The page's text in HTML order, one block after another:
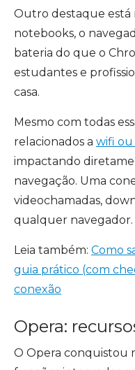
Outro destaque está
notebooks, o
bateria do que o
estudantes e
casa.
Mesmo com todas
relacionados a wifi ou
impactando
navegação. Uma
videochamadas,
qualquer navegador.
Leia também: Como
guia prático (com
conexão
Opera:
O Opera conquistou